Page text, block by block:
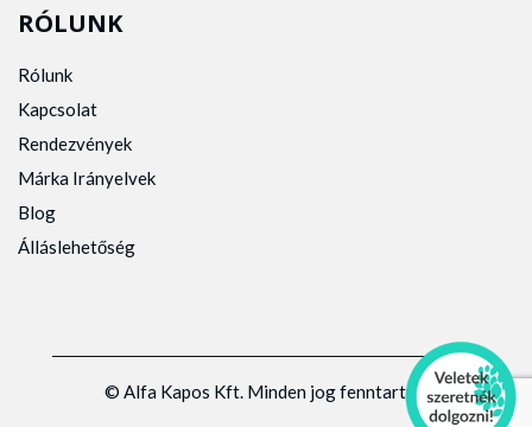
RÓLUNK
Rólunk
Kapcsolat
Rendezvények
Márka Irányelvek
Blog
Álláslehetőség
© Alfa Kapos Kft. Minden jog fenntartva.